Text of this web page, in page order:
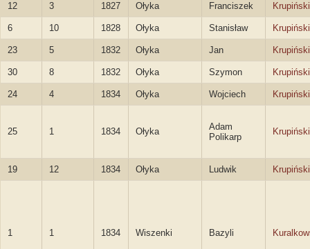
12 3 1827 Ołyka Franciszek Krupiński
6 10 1828 Ołyka Stanisław Krupiński
23 5 1832 Ołyka Jan Krupiński
30 8 1832 Ołyka Szymon Krupiński
24 4 1834 Ołyka Wojciech Krupiński
25 1 1834 Ołyka
Adam
Polikarp
Krupiński
19 12 1834 Ołyka Ludwik Krupiński
1 1 1834 Wiszenki Bazyli